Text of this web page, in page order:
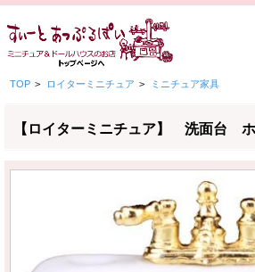
TOP > ロイターミニチュア > ミニチュア家具
【ロイターミニチュア】 洗面台